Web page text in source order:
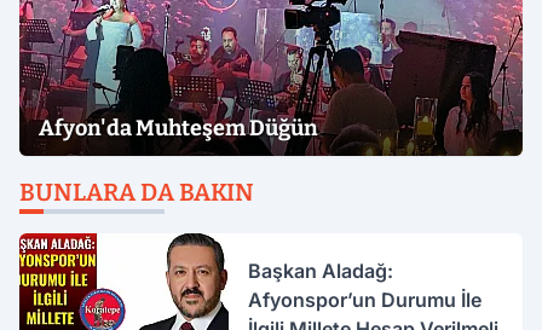
Afyon'da Muhteşem Düğün
BUNLARA DA BAKIN
Başkan Aladağ:
Afyonspor’un Durumu İle